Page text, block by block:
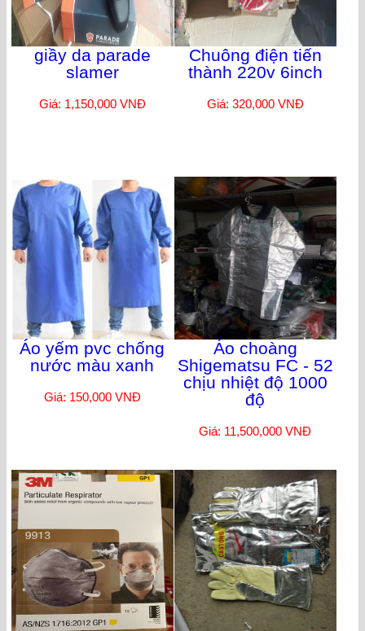
giầy da parade
slamer
Giá: 1,150,000 VNĐ
Chuông điện tiến
thành 220v 6inch
Giá: 320,000 VNĐ
Áo yếm pvc chống
nước màu xanh
Giá: 150,000 VNĐ
Áo choàng
Shigematsu FC - 52
chịu nhiệt độ 1000
độ
Giá: 11,500,000 VNĐ